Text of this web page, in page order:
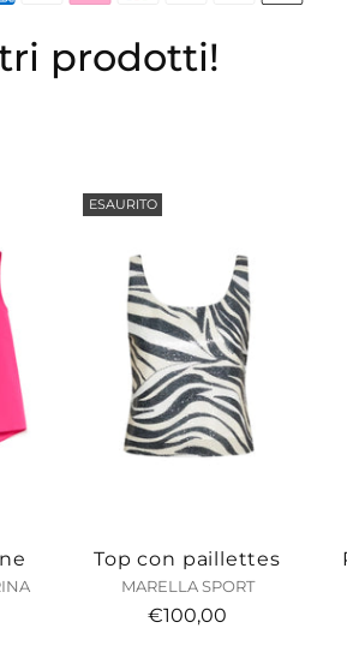
prodotti!
ESAURITO
Top con paillettes
MARELLA SPORT
€100,00